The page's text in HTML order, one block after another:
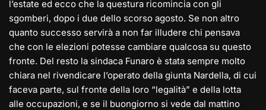
l’estate ed ecco che la questura ricomincia con gli
sgomberi, dopo i due dello scorso agosto. Se non altro
quanto successo servirà a non far illudere chi pensava
che con le elezioni potesse cambiare qualcosa su questo
fronte. Del resto la sindaca Funaro è stata sempre molto
chiara nel rivendicare l’operato della giunta Nardella, di cui
faceva parte, sul fronte della loro “legalità” e della lotta
alle occupazioni, e se il buongiorno si vede dal mattino